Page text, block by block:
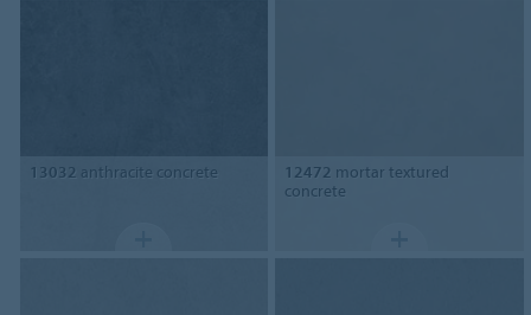
13032 anthracite concrete 12472 mortar textured
concrete